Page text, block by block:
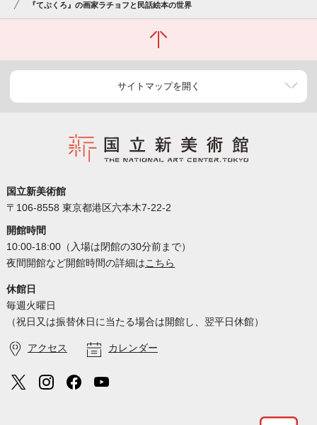
『てぶくろ』の画家ラチョフと民話絵本の世界
サイトマップを開く
国立新美術館
〒106-8558 東京都港区六本木7-22-2
開館時間
10:00-18:00（入場は閉館の30分前まで）
夜間開館など開館時間の詳細はこちら
休館日
毎週火曜日
（祝日又は振替休日に当たる場合は開館し、翌平日休館）
アクセス カレンダー